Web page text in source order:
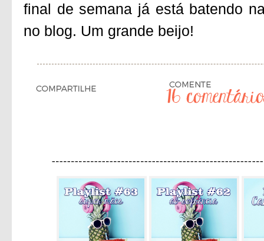
final de semana já está batendo
no blog. Um grande beijo!